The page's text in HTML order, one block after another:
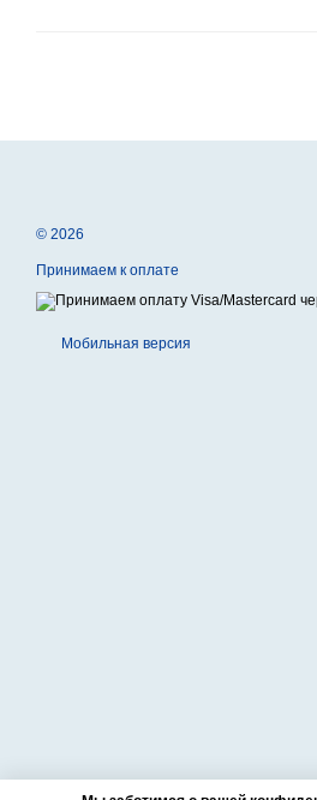
© 2026
Принимаем к оплате
Мобильная версия